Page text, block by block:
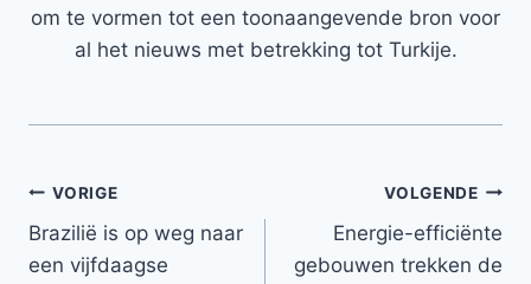
om te vormen tot een toonaangevende bron voor
al het nieuws met betrekking tot Turkije.
Bericht
navigatie
VORIGE
Brazilië is op weg naar
een vijfdaagse
VOLGENDE
Energie-efficiënte
gebouwen trekken de